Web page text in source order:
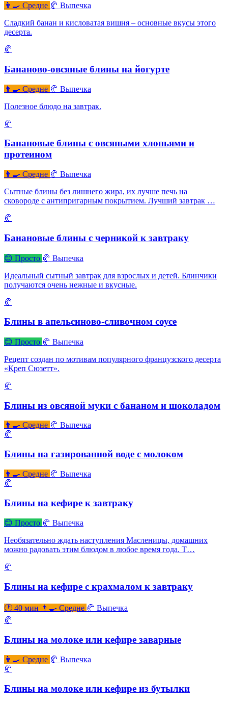
👨‍🍳 Средне 🥐 Выпечка
Сладкий банан и кисловатая вишня – основные вкусы этого
десерта.
🥐
Бананово-овсяные блины на йогурте
👨‍🍳 Средне 🥐 Выпечка
Полезное блюдо на завтрак.
🥐
Банановые блины с овсяными хлопьями и
протеином
👨‍🍳 Средне 🥐 Выпечка
Сытные блины без лишнего жира, их лучше печь на
сковороде с антипригарным покрытием. Лучший завтрак …
🥐
Банановые блины с черникой к завтраку
😊 Просто 🥐 Выпечка
Идеальный сытный завтрак для взрослых и детей. Блинчики
получаются очень нежные и вкусные.
🥐
Блины в апельсиново-сливочном соусе
😊 Просто 🥐 Выпечка
Рецепт создан по мотивам популярного французского десерта
«Креп Сюзетт».
🥐
Блины из овсяной муки с бананом и шоколадом
👨‍🍳 Средне 🥐 Выпечка
🥐
Блины на газированной воде с молоком
👨‍🍳 Средне 🥐 Выпечка
🥐
Блины на кефире к завтраку
😊 Просто 🥐 Выпечка
Необязательно ждать наступления Масленицы, домашних
можно радовать этим блюдом в любое время года. Т…
🥐
Блины на кефире с крахмалом к завтраку
🕐 40 мин 👨‍🍳 Средне 🥐 Выпечка
🥐
Блины на молоке или кефире заварные
👨‍🍳 Средне 🥐 Выпечка
🥐
Блины на молоке или кефире из бутылки